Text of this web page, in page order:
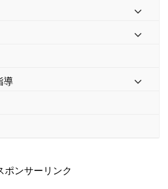
導
ポンサーリンク